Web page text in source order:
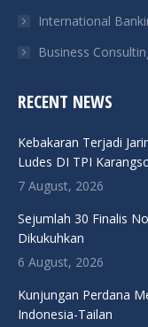
International
Business
RECENT NEWS
Kebakaran Terjadi
Ludes DI TPI
7 August, 2026
Sejumlah 30 Finalis
Dikukuhkan
6 August, 2026
Kunjungan Perdana
Indonesia-Tailan